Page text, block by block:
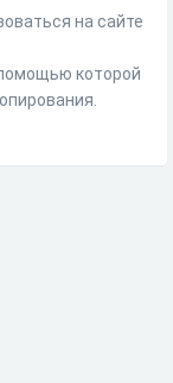
на сайте
которой